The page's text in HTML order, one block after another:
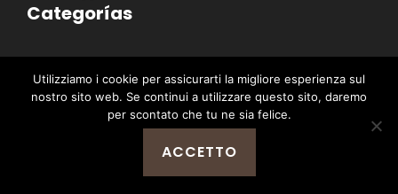
Categorías
Musica
Cinema e Serie TV
Style&Culture
Enlaces útiles
Utilizziamo i cookie per assicurarti la migliore esperienza sul
nostro sito web. Se continui a utilizzare questo sito, daremo
per scontato che tu ne sia felice.
ACCETTO